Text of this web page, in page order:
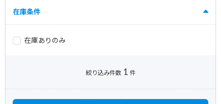
在庫条件
在庫ありのみ
絞り込み件数 1 件